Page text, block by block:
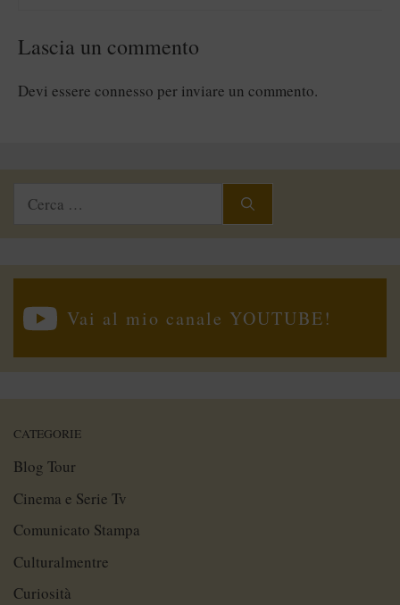
Lascia un commento
Devi essere connesso per inviare un commento.
Ricerca
Vai al mio canale YOUTUBE!
CATEGORIE
Blog Tour
Cinema e Serie Tv
Comunicato Stampa
Culturalmentre
Curiosità